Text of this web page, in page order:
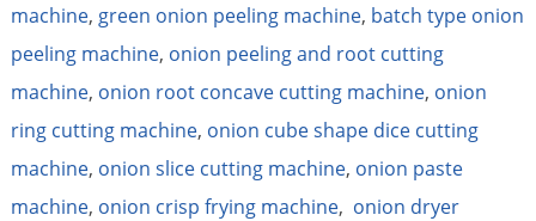
machine, green onion peeling machine, batch type onion
peeling machine, onion peeling and root cutting
machine, onion root concave cutting machine, onion
ring cutting machine, onion cube shape dice cutting
machine, onion slice cutting machine, onion paste
machine, onion crisp frying machine, onion dryer